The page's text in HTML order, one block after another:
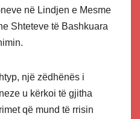
në Lindjen e Mesme
Shteteve të Bashkuara
një zëdhënës i
u kërkoi të gjitha
që mund të rrisin